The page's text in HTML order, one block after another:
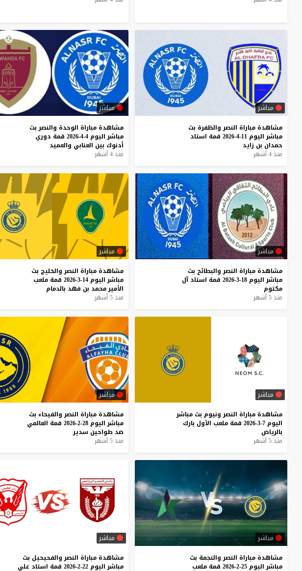
مباشر
مشاهدة مباراة النصر والظفرة بث
مباشر اليوم 11-4-2026 قمة استاد
حمدان بن زايد
منذ 4 أشهر
مباشر
مشاهدة مباراة الوحدة والنصر بث
مباشر اليوم 4-4-2026 قمة دوري
أدنوك بين العنابي والعميد
منذ 4 أشهر
مباشر
مشاهدة مباراة النصر والبطائح بث
مباشر اليوم 18-3-2026 قمة استاد آل
مكتوم
منذ 5 أشهر
مباشر
مشاهدة مباراة النصر والخليج بث
مباشر اليوم 14-3-2026 قمة ملعب
الأميرمحمد بن فهد بالدمام
منذ 5 أشهر
مباشر
مشاهدة مباراة النصر ونيوم بث مباشر
اليوم 7-3-2026 قمة ملعب الأول بارك
بالرياض
منذ 5 أشهر
مباشر
مشاهدة مباراة النصر والفيحاء بث
مباشر اليوم 28-2-2026 قمة العالمي
ضد طواحين سدير
منذ 5 أشهر
مباشر
مشاهدة مباراة النصر والنجمة بث
مباشر اليوم 25-2-2026 قمة ملعب
مباشر
مشاهدة مباراة النصر والفحيحيل بث
مباشر اليوم 22-2-2026 قمة استاد علي